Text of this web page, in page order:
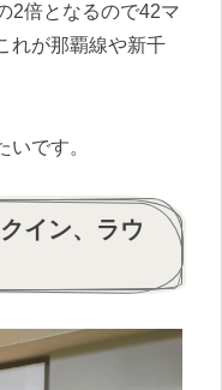
2倍となるので42マ
れが那覇線や新千
いです。
イン、ラウ